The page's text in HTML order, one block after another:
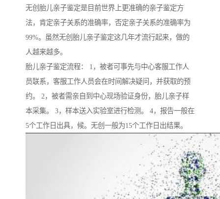
无创胎儿亲子鉴定是目前世界上更准确的亲子鉴定方
法，肯定亲子关系的准确率，否定亲子关系的准确率为
99%。虽然无创胎儿亲子鉴定这几年才流行起来，做的
人越来越多。
胎儿亲子鉴定流程： 1，被者可事先与中心客服工作人
员联系，客服工作人员会在时间解决疑问，并获取的预
约。 2，被者需亲自到中心现场验证身份，胎儿亲子样
本采集。 3，样本送入实验室进行检测。 4，报告一般在
5个工作日出具，候。无创一般为15个工作日出结果。